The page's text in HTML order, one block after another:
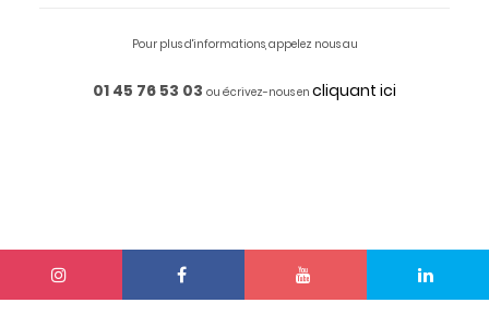
Pour plus d'informations, appelez nous au
01 45 76 53 03 ou écrivez-nous en cliquant ici